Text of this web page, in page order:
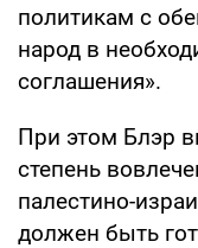
политикам с
народ в
соглашения».
При этом Блэр
степень
палестино-
должен быть